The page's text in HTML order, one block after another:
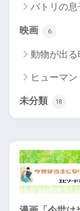
バトリの息
映画 6
動物が出る
ヒューマ
未分類 18